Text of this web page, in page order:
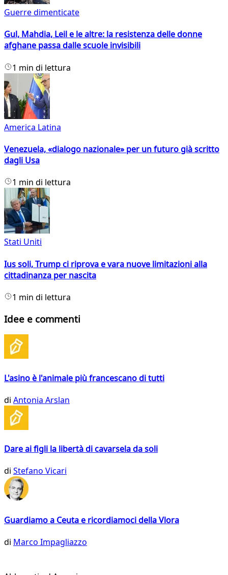
Guerre dimenticate
Gul, Mahdia, Leil e le altre: la resistenza delle donne
afghane passa dalle scuole invisibili
1 min di lettura
America Latina
Venezuela, «dialogo nazionale» per un futuro già scritto
dagli Usa
1 min di lettura
Stati Uniti
Ius soli, Trump ci riprova e vara nuove limitazioni alla
cittadinanza per nascita
1 min di lettura
Idee e commenti
L'asino è l'animale più francescano di tutti
di Antonia Arslan
Dare ai figli la libertà di cavarsela da soli
di Stefano Vicari
Guardiamo a Ceuta e ricordiamoci della Vlora
di Marco Impagliazzo